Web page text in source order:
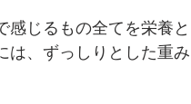
じるもの全てを栄養と
は、ずっしりとした重み